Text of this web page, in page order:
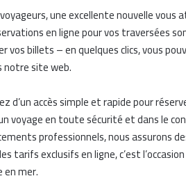
une excellente nouvelle vous
en ligne pour vos traversées
vos billets – en quelques clics, vous
notre site web.
d’un accès simple et rapide pour
voyage en toute sécurité et dans le
professionnels, nous assurons
tarifs exclusifs en ligne, c’est
en mer.